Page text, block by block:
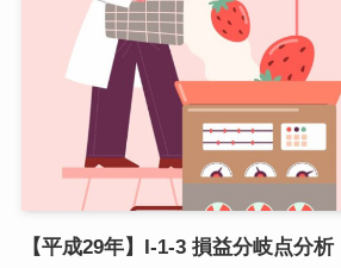
【平成29年】I-1-3 損益分岐点分析